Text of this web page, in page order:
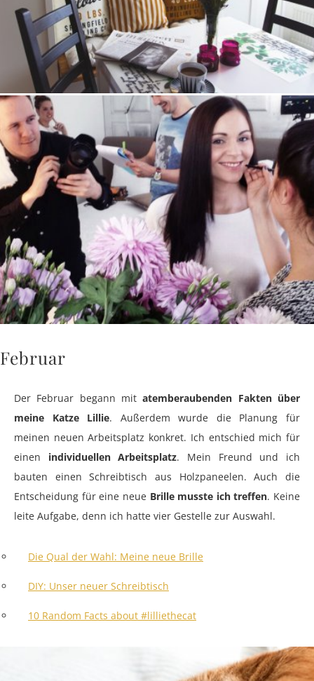
Februar
Der Februar begann mitatemberaubenden Fakten über
meine Katze Lillie. Außerdem wurde die Planung für
meinen neuen Arbeitsplatz konkret. Ich entschied mich für
einen individuellen Arbeitsplatz. Mein Freund und ich
bauten einen Schreibtisch aus Holzpaneelen. Auch die
Entscheidung für eine neue Brille musste ich treffen. Keine
leite Aufgabe, denn ich hatte vier Gestelle zur Auswahl.
Die Qual der Wahl: Meine neue Brille
DIY: Unser neuer Schreibtisch
10 Random Facts about #lilliethecat